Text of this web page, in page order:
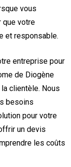
vous
que votre
et responsable.
entreprise pour
de Diogène
clientèle. Nous
besoins
pour votre
un devis
les coûts